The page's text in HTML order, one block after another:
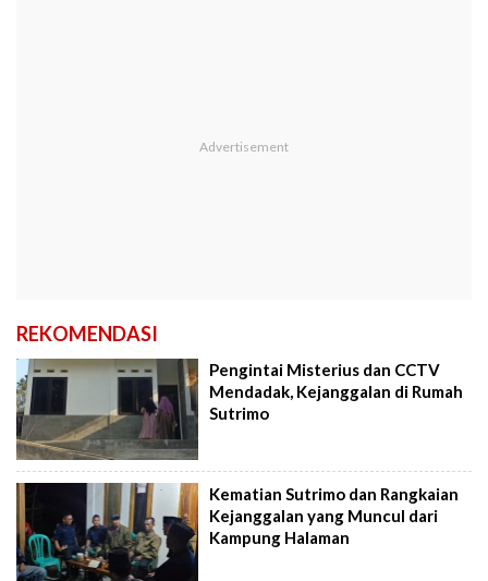
REKOMENDASI
Pengintai Misterius dan CCTV
Mendadak, Kejanggalan di Rumah
Sutrimo
Kematian Sutrimo dan Rangkaian
Kejanggalan yang Muncul dari
Kampung Halaman